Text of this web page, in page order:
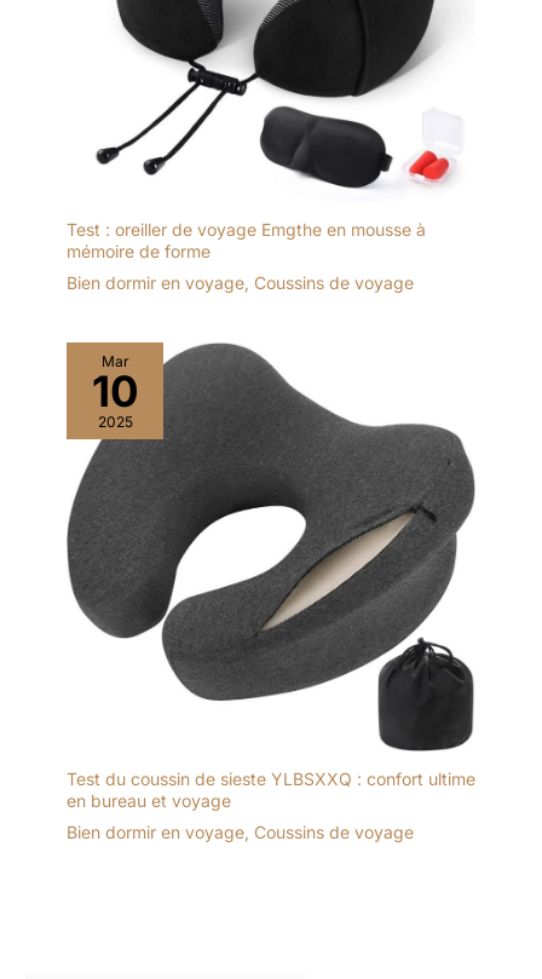
Test : oreiller de voyage Emgthe en mousse à
mémoire de forme
Bien dormir en voyage, Coussins de voyage
Mar
10
2025
Test du coussin de sieste YLBSXXQ : confort ultime
en bureau et voyage
Bien dormir en voyage, Coussins de voyage